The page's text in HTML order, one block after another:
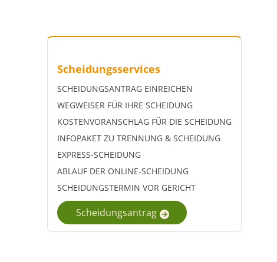
Scheidungsservices
SCHEIDUNGSANTRAG EINREICHEN
WEGWEISER FÜR IHRE SCHEIDUNG
KOSTENVORANSCHLAG FÜR DIE SCHEIDUNG
INFOPAKET ZU TRENNUNG & SCHEIDUNG
EXPRESS-SCHEIDUNG
ABLAUF DER ONLINE-SCHEIDUNG
SCHEIDUNGSTERMIN VOR GERICHT
Scheidungsantrag